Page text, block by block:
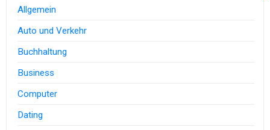
Allgemein
Auto und Verkehr
Buchhaltung
Business
Computer
Dating